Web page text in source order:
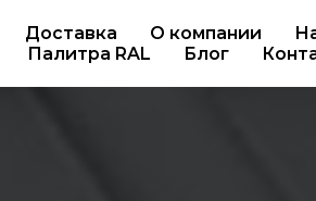
Доставка О компании
Палитра RAL
Блог